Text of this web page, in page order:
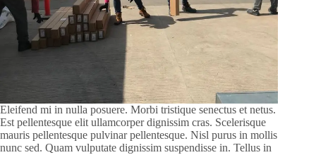
Eleifend mi in nulla posuere. Morbi tristique senectus et netus.
Est pellentesque elit ullamcorper dignissim cras. Scelerisque
mauris pellentesque pulvinar pellentesque. Nisl purus in mollis
nunc sed. Quam vulputate dignissim suspendisse in. Tellus in